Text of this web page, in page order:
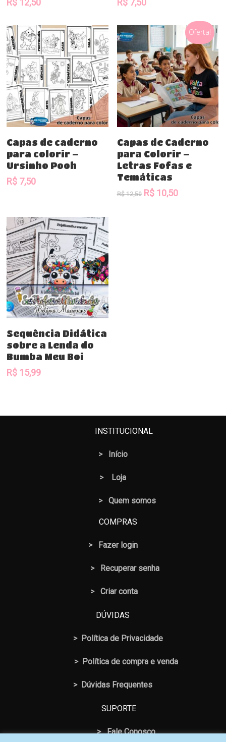
R$ 12,50 R$7,50
Comprar
Capas de caderno
para colorir –
Ursinho Pooh
R$ 7,50
Oferta!
Comprar
Capas de Caderno
para Colorir –
Letras Fofas e
Temáticas
R$12,50 O
R$10,50O
Comprar
Sequência Didática
sobre a Lenda do
Bumba Meu Boi
R$ 15,99
INSTITUCIONAL
> Início
> Loja
> Quem somos
COMPRAS
> Fazer login
> Recuperar senha
> Criar conta
DÚVIDAS
> Política de Privacidade
> Política de compra e venda
> Dúvidas Frequentes
SUPORTE
> Fale Conosco